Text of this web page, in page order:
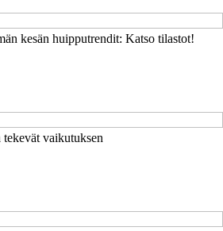
kesän huipputrendit: Katso tilastot!
vaikutuksen